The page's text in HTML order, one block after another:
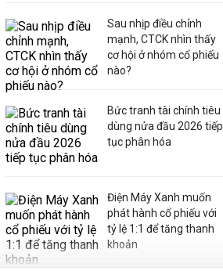
Sau nhịp điều chỉnh
mạnh, CTCK nhìn thấy
cơ hội ở nhóm cổ phiếu
nào?
Bức tranh tài chính tiêu
dùng nửa đầu 2026 tiếp
tục phân hóa
Điện Máy Xanh muốn
phát hành cổ phiếu với
tỷ lệ 1:1 để tăng thanh
khoản